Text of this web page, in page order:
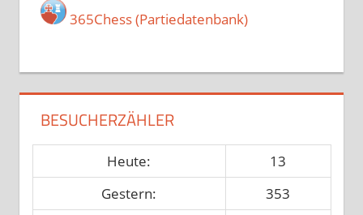
365Chess (Partiedatenbank)
BESUCHERZÄHLER
Heute:
13
Gestern:
353